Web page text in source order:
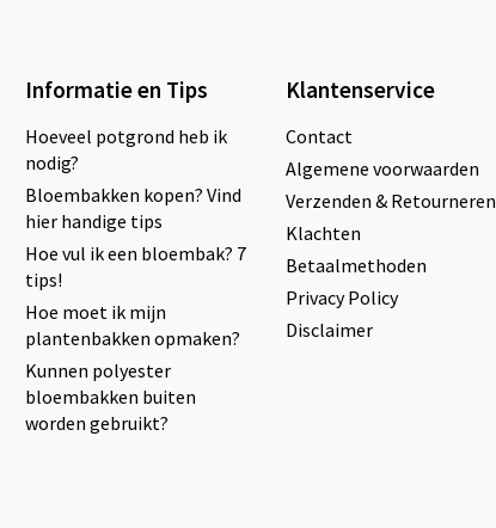
Informatie en Tips
Hoeveel potgrond heb ik
nodig?
Bloembakken kopen? Vind
hier handige tips
Hoe vul ik een bloembak? 7
tips!
Hoe moet ik mijn
plantenbakken opmaken?
Kunnen polyester
bloembakken buiten
worden gebruikt?
Klantenservice
Contact
Algemene voorwaarden
Verzenden & Retourneren
Klachten
Betaalmethoden
Privacy Policy
Disclaimer